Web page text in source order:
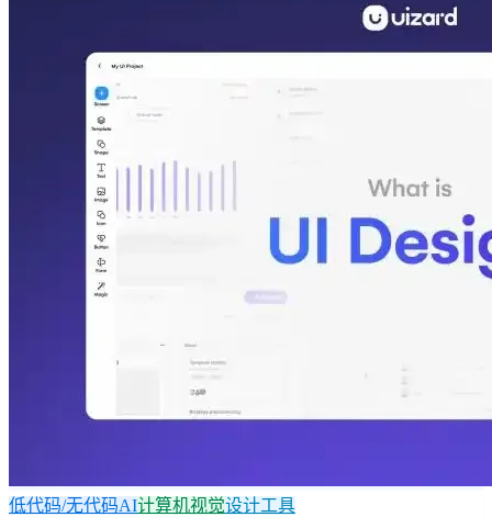
低代码/无代码AI计算机视觉设计工具